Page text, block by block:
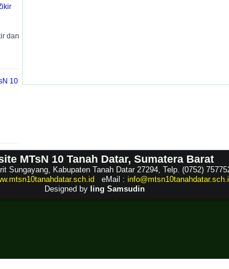
dan
10
MTsN 10 Tanah Datar, Sumatera Barat
Sungayang, Kabupaten Tanah Datar 27294, Telp. (0752)
eMail :
Designed by Iing Samsudin